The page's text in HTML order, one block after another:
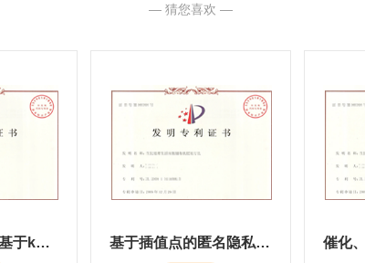
— 猜您喜欢 —
一种群智感知中基于k匿名的位置及数据隐私保护方法 基于插值点的匿名隐私保护方法